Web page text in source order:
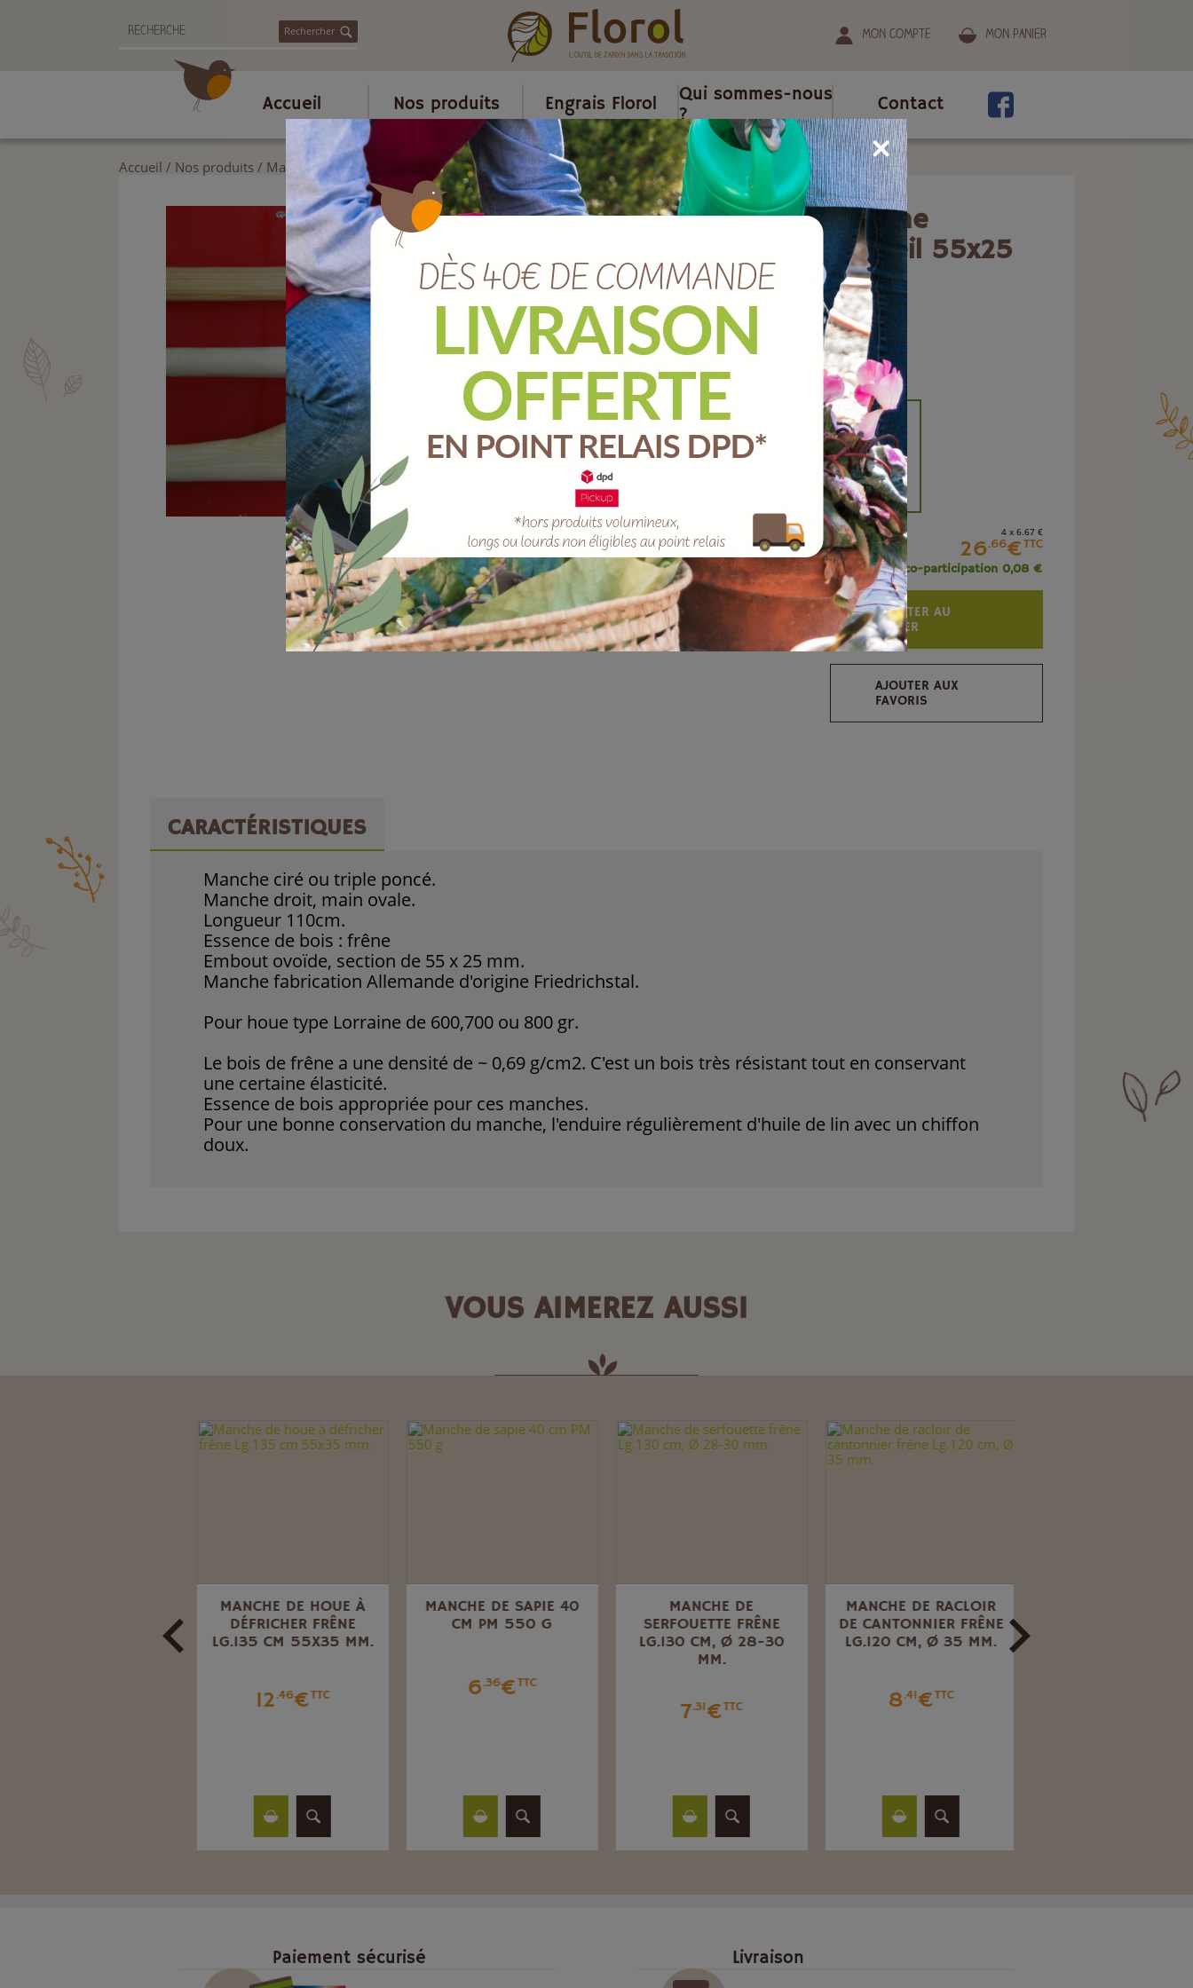
Rechercher Mon compte Mon panier
Accueil Nos produits Engrais Florol
Qui sommes-nous
?
Contact
Accueil / Nos produits / Manches/Manches ciré Manche de houe lorraine friedrichstal lg 1100 oeil 55x25 mm
Manche de houe lorraine
Friedrichstal Lg 1100 oeil 55x25
mm
Ref : MMMHLCF
Marque : SOERGEN Distribution
Quantité :
+
4 x 6.67 €
26.66€TTC
+ éco-participation 0,08 €
AJOUTER AU
PANIER
AJOUTER AUX
FAVORIS
CARACTÉRISTIQUES
Manche ciré ou triple poncé.
Manche droit, main ovale.
Longueur 110cm.
Essence de bois : frêne
Embout ovoïde, section de 55 x 25 mm.
Manche fabrication Allemande d'origine Friedrichstal.
Pour houe type Lorraine de 600,700 ou 800 gr.
Le bois de frêne a une densité de ~ 0,69 g/cm2. C'est un bois très résistant tout en conservant
une certaine élasticité.
Essence de bois appropriée pour ces manches.
Pour une bonne conservation du manche, l'enduire régulièrement d'huile de lin avec un chiffon
doux.
VOUS AIMEREZ AUSSI
MANCHE DE HOUE À
DÉFRICHER FRÊNE
LG.135 CM 55X35 MM.
12.46€TTC
MANCHE DE SAPIE 40
CM PM 550 G
6.36€TTC
MANCHE DE
SERFOUETTE FRÊNE
LG.130 CM, Ø 28-30
MM.
7.31€TTC
MANCHE DE RACLOIR
DE CANTONNIER FRÊNE
LG.120 CM, Ø 35 MM.
8.41€TTC
Paiement sécurisé Livraison